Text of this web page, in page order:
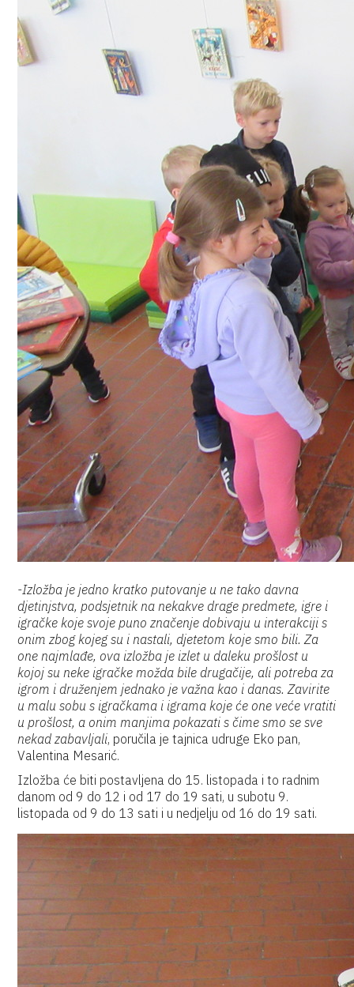
-Izložba je jedno kratko putovanje u ne tako davna
djetinjstva, podsjetnik na nekakve drage predmete, igre i
igračke koje svoje puno značenje dobivaju u interakciji s
onim zbog kojeg su i nastali, djetetom koje smo bili. Za
one najmlađe, ova izložba je izlet u daleku prošlost u
kojoj su neke igračke možda bile drugačije, ali potreba za
igrom i druženjem jednako je važna kao i danas. Zavirite
u malu sobu s igračkama i igrama koje će one veće vratiti
u prošlost, a onim manjima pokazati s čime smo se sve
nekad zabavljali, poručila je tajnica udruge Eko pan,
Valentina Mesarić.
Izložba će biti postavljena do 15. listopada i to radnim
danom od 9 do 12 i od 17 do 19 sati, u subotu 9.
listopada od 9 do 13 sati i u nedjelju od 16 do 19 sati.